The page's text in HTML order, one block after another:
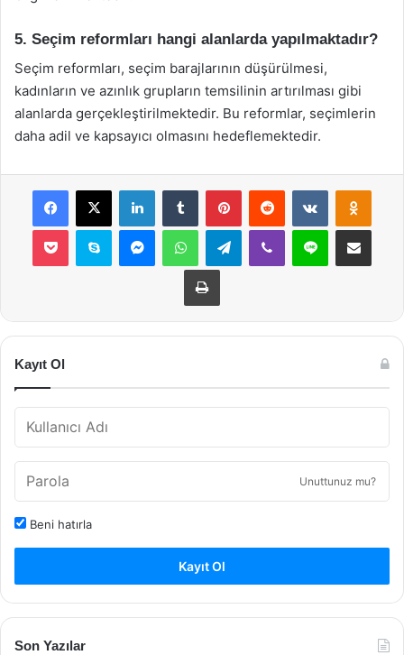
5. Seçim reformları hangi alanlarda yapılmaktadır?
Seçim reformları, seçim barajlarının düşürülmesi,
kadınların ve azınlık grupların temsilinin artırılması gibi
alanlarda gerçekleştirilmektedir. Bu reformlar, seçimlerin
daha adil ve kapsayıcı olmasını hedeflemektedir.
Facebook
X LinkedInTumblr PinterestReddit VKontakte
Pocket Skype MessengerWhatsAppTelegramViber Line E-Posta ile
Yazdır
Kayıt Ol
Unuttunuz mu?
Beni hatırla
Kayıt Ol
Son Yazılar